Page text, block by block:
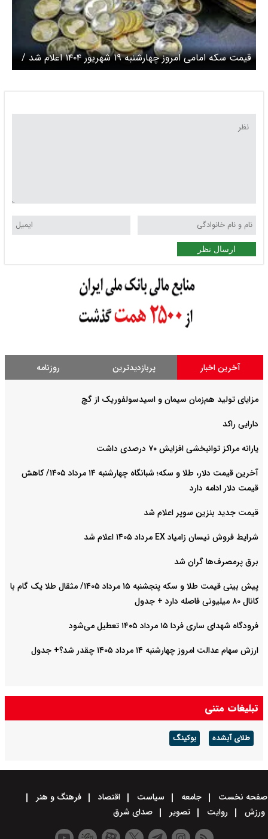
قیمت سکه امامی امروز چهارشنبه ۱۹ شهریور ۱۴۰۴ اعلام شد /
افزایش قیمت سکه
ارسال نظر
آخرین اخبار پربازدیدترین روزنامه
مزایای تولید هم‌زمان سیمان و اسیدسولفوریک از گچ
دارایی راکد
یارانه مراکز توانبخشی افزایش ۷۰ درصدی داشت
آخرین قیمت دلار، طلا و سکه؛ شبانگاه چهارشنبه ۱۴ مرداد ۱۴۰۵/ کاهش
قیمت دلار ادامه دارد
قیمت جدید بنزین سوپر اعلام شد
شرایط فروش نیسان زامیاد EX مرداد ۱۴۰۵ اعلام شد
برق پرمصرف‌ها گران شد
پیش‌ بینی قیمت طلا و سکه پنجشنبه ۱۵ مرداد ۱۴۰۵/ مثقال طلا یک گام با
کانال ۸۰ میلیونی فاصله دارد + جدول
فرودگاه شهدای ساری فردا ۱۵ مرداد ۱۴۰۵ تعطیل می‌شود
ارزش سهام عدالت امروز چهارشنبه ۱۴ مرداد ۱۴۰۵ چقدر شد؟+ جدول
تبلیغات متنی
طلای آبشده بوکینگ
صفحه نخست جامعه سیاست اقتصاد
فرهنگ و هنر
ورزش
روایت تصویر صدای شرق